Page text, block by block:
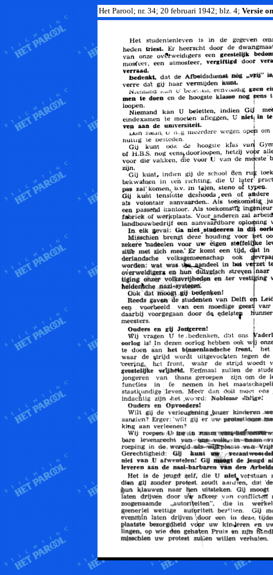
Het Parool; nr. 34; 20 februari 1942; blz. 4; Versie